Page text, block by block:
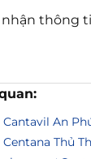
nhận thông
An
Thủ